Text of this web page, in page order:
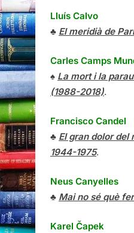
Lluís Calvo
♣ El meridià de
Carles Camps
♠ La mort i la
(1988-2018).
Francisco Candel
♣ El gran dolor del
1944-1975.
Neus Canyelles
♣ Mai no sé què
Karel Čapek